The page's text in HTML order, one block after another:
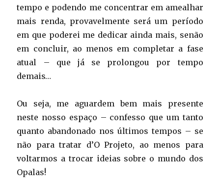
tempo e podendo me concentrar em amealhar
mais renda, provavelmente será um período
em que poderei me dedicar ainda mais, senão
em concluir, ao menos em completar a fase
atual – que já se prolongou por tempo
demais…
Ou seja, me aguardem bem mais presente
neste nosso espaço – confesso que um tanto
quanto abandonado nos últimos tempos – se
não para tratar d’O Projeto, ao menos para
voltarmos a trocar ideias sobre o mundo dos
Opalas!